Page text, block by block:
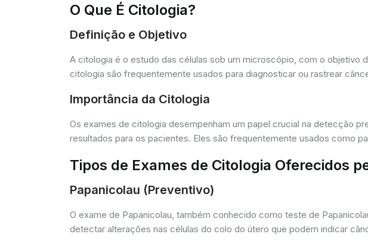
O Que É Citologia?
Definição e Objetivo
A citologia é o estudo das células sob um microscópio, com o objetivo
citologia são frequentemente usados para diagnosticar ou rastrear
Importância da Citologia
Os exames de citologia desempenham um papel crucial na detecção
resultados para os pacientes. Eles são frequentemente usados como
Tipos de Exames de Citologia Oferecidos
Papanicolau (Preventivo)
O exame de Papanicolau, também conhecido como teste de
detectar alterações nas células do colo do útero que podem indicar